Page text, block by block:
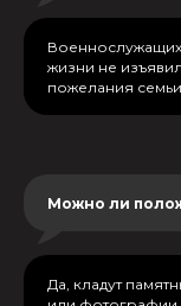
жизни не
пожелания
Можно ли
Да, кладут